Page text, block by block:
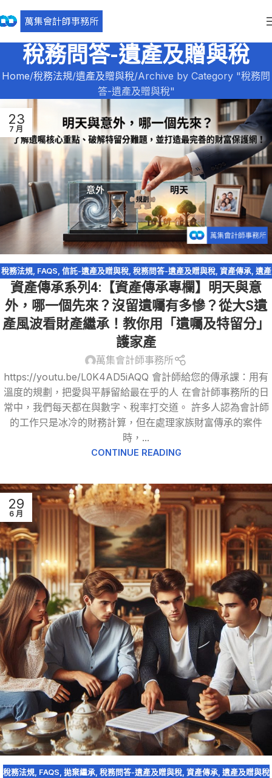
稅務問答-遺產及贈與稅
Home 稅務法規 遺產及贈與稅 Archive by Category "稅務問
答-遺產及贈與稅"
23
7 月
稅務法規, FAQS 信託-遺產及贈與稅, 稅務問答-遺產及贈與稅, 資產傳承, 遺產
及贈與稅,遺產特留分,配偶剩餘財產差額分配請求權
資產傳承系列4:【資產傳承專欄】明天與意
外，哪一個先來？沒留遺囑有多慘？從大S遺
產風波看財產繼承！教你用「遺囑及特留分」
護家產
萬集會計師事務所
https://youtu.be/L0K4AD5iAQQ 會計師給您的傳承課：用有
溫度的規劃，把愛與平靜留給最在乎的人 在會計師事務所的日
常中，我們每天都在與數字、稅率打交道。 許多人認為會計師
的工作只是冰冷的財務計算，但在處理家族財富傳承的案件
時，...
CONTINUE READING
29
6 月
稅務法規, FAQS 拋棄繼承, 稅務問答-遺產及贈與稅, 資產傳承, 遺產及贈與稅